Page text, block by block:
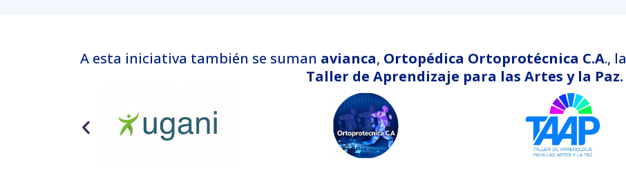
A esta iniciativa también se suman avianca, Ortopédica Ortoprotécnica C.A., la
Taller de Aprendizaje para las Artes y la Paz.